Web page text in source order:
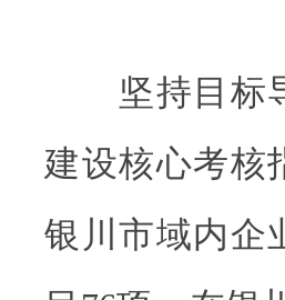
坚持目标导
建设核心考核
银川市域内企